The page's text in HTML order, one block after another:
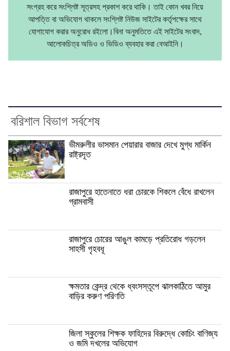
সংগ্রহ করে সংশ্লিষ্ট সূত্রসহ প্রকাশ করে থাকি। তাই কোন খবর নিয়ে
আপত্তি বা অভিযোগ থাকলে সংশ্লিষ্ট নিউজ সাইটের কর্তৃপক্ষের সাথে
যোগাযোগ করার অনুরোধ রইলো।বিনা অনুমতিতে এই সাইটের সংবাদ,
আলোকচিত্র অডিও ও ভিডিও ব্যবহার করা বেআইনি।
বরিশাল বিভাগ সর্বশেষ
ভীমরুলীর ভাসমান পেয়ারার বাজার দেখে মুগ্ধ মার্কিন
রাষ্ট্রদূত
রাজাপুরে হাতেনাতে ধরা চোরকে শিকলে বেঁধে রাখলেন
গ্রামবাসী
রাজাপুরে চোরের আঙুল কামড়ে প্রতিরোধ গড়লেন
সাহসী গৃহবধূ
ক্ষমতার কেন্দ্র থেকে ধ্বংসস্তূপে ঝালকাঠিতে আমুর
বাড়ির করুণ পরিণতি
জিলা স্কুলের শিক্ষক ফাহিদের বিরুদ্ধে কোচিং বাণিজ্য
ও জমি দখলের অভিযোগ